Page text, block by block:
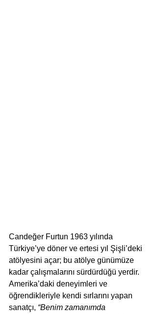
Candeğer Furtun 1963 yılında
Türkiye’ye döner ve ertesi yıl Şişli’deki
atölyesini açar; bu atölye günümüze
kadar çalışmalarını sürdürdüğü yerdir.
Amerika’daki deneyimleri ve
öğrendikleriyle kendi sırlarını yapan
sanatçı, “Benim zamanımda